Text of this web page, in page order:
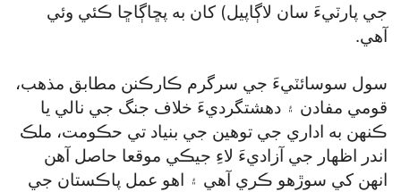
جي پارٽيءَ سان لاڳاپيل) کان به پڇاڳاڇا ڪئي وئي
آهي.
سول سوسائٽيءَ جي سرگرم ڪارڪنن مطابق مذهب،
قومي مفادن ۽ دهشتگرديءَ خلاف جنگ جي نالي يا
ڪنهن به اداري جي توهين جي بنياد تي حڪومت، ملڪ
اندر اظهار جي آزاديءَ لاءِ جيڪي موقعا حاصل آهن
انهن کي سوڙهو ڪري آهي ۽ اهو عمل پاڪستان جي